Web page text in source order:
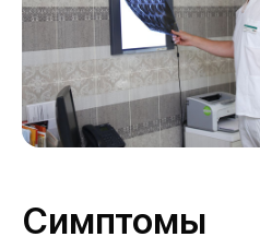
Симптомы